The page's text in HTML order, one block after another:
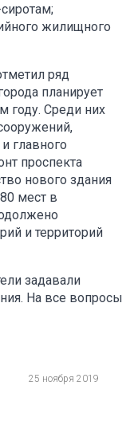
жилищного
ряд
планирует
году. Среди них
главного
проспекта
нового здания
мест в
и территорий
задавали
На все вопросы
25 ноября 2019